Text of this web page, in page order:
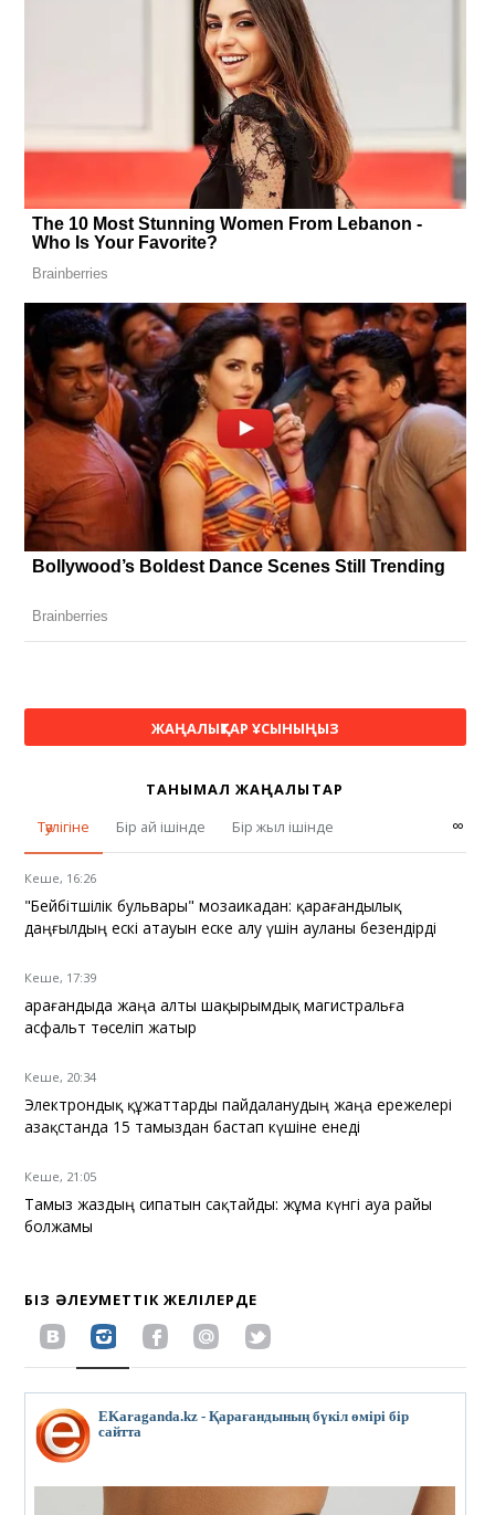
ЖАҢАЛЫҚТАР ҰСЫНЫҢЫЗ
ТАНЫМАЛ ЖАҢАЛЫҚТАР
Тәулігіне
Бір ай ішінде Бір жыл ішінде ∞
Кеше, 16:26
"Бейбітшілік бульвары" мозаикадан: қарағандылық
даңғылдың ескі атауын еске алу үшін ауланы безендірді
Кеше, 17:39
Қарағандыда жаңа алты шақырымдық магистральға
асфальт төселіп жатыр
Кеше, 20:34
Электрондық құжаттарды пайдаланудың жаңа ережелері
Қазақстанда 15 тамыздан бастап күшіне енеді
Кеше, 21:05
Тамыз жаздың сипатын сақтайды: жұма күнгі ауа райы
болжамы
БІЗ ӘЛЕУМЕТТІК ЖЕЛІЛЕРДЕ
EKaraganda.kz - Қарағандының бүкіл өмірі бір
сайтта